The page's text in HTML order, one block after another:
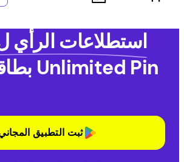
استطلاعات الرأي ل
Unlimited Pin بطاقة الهدايا
ثبت التطبيق المجاني